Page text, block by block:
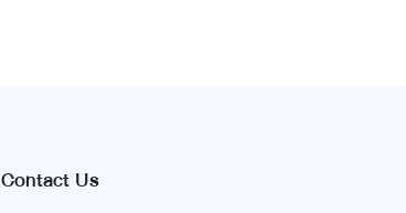
Contact Us